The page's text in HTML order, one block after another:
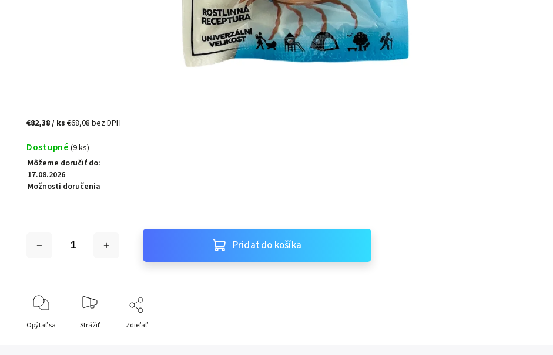
€82,38/ ks€68,08 bez DPH
Dostupné (9 ks)
Môžeme doručiť do:
17.08.2026
Možnosti doručenia
Pridať do košíka
Opýtať sa Strážiť Zdieľať